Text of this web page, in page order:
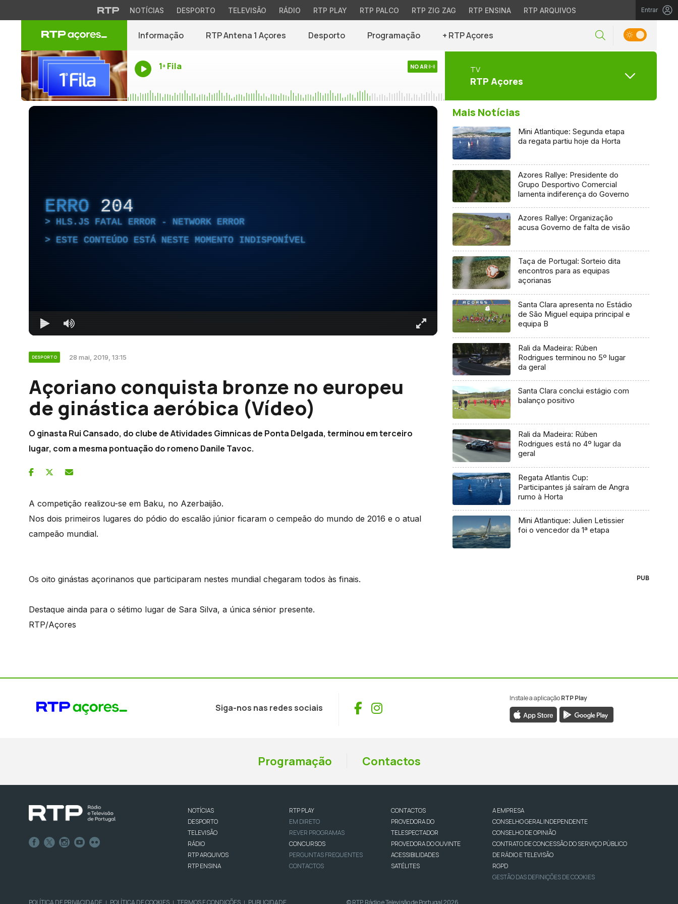
NOTÍCIAS DESPORTO TELEVISÃO RÁDIO RTP PLAY RTP PALCO RTP ZIG ZAG RTP ENSINA RTP ARQUIVOS Entrar
Informação RTP Antena 1 Açores Desporto Programação + RTP Açores
1ª Fila NO AR TV
RTP Açores
ERRO 204
HLS.JS FATAL ERROR - NETWORK ERROR
ESTE CONTEÚDO ESTÁ NESTE MOMENTO INDISPONÍVEL
DESPORTO 28 mai, 2019, 13:15
Açoriano conquista bronze no europeu
de ginástica aeróbica (Vídeo)
O ginasta Rui Cansado, do clube de Atividades Gimnicas de Ponta Delgada, terminou em terceiro
lugar, com a mesma pontuação do romeno Danile Tavoc.
A competição realizou-se em Baku, no Azerbaijão.
Nos dois primeiros lugares do pódio do escalão júnior ficaram o cempeão do mundo de 2016 e o atual
campeão mundial.
Os oito ginástas açorinanos que participaram nestes mundial chegaram todos às finais.
Destaque ainda para o sétimo lugar de Sara Silva, a única sénior presente.
RTP/Açores
Mais Notícias
Mini Atlantique: Segunda etapa
da regata partiu hoje da Horta
Azores Rallye: Presidente do
Grupo Desportivo Comercial
lamenta indiferença do Governo
Azores Rallye: Organização
acusa Governo de falta de visão
Taça de Portugal: Sorteio dita
encontros para as equipas
açorianas
Santa Clara apresenta no Estádio
de São Miguel equipa principal e
equipa B
Rali da Madeira: Rúben
Rodrigues terminou no 5º lugar
da geral
Santa Clara conclui estágio com
balanço positivo
Rali da Madeira: Rúben
Rodrigues está no 4º lugar da
geral
Regata Atlantis Cup:
Participantes já saíram de Angra
rumo à Horta
Mini Atlantique: Julien Letissier
foi o vencedor da 1ª etapa
PUB
Siga-nos nas redes sociais Facebook
Instagram
Instale a aplicaçãoRTP Play
Programação Contactos
NOTÍCIAS
DESPORTO
TELEVISÃO
RÁDIO
RTP ARQUIVOS
RTP ENSINA
RTP PLAY
EM DIRETO
REVER PROGRAMAS
CONCURSOS
PERGUNTAS FREQUENTES
CONTACTOS
CONTACTOS
PROVEDORA DO
TELESPECTADOR
PROVEDORA DO OUVINTE
ACESSIBILIDADES
SATÉLITES
A EMPRESA
CONSELHO GERAL INDEPENDENTE
CONSELHO DE OPINIÃO
CONTRATO DE CONCESSÃO DO SERVIÇO PÚBLICO
DE RÁDIO E TELEVISÃO
RGPD
GESTÃO DAS DEFINIÇÕES DE COOKIES
POLÍTICA DE PRIVACIDADE | POLÍTICA DE COOKIES | TERMOS E CONDIÇÕES | PUBLICIDADE © RTP, Rádio e Televisão de Portugal 2026